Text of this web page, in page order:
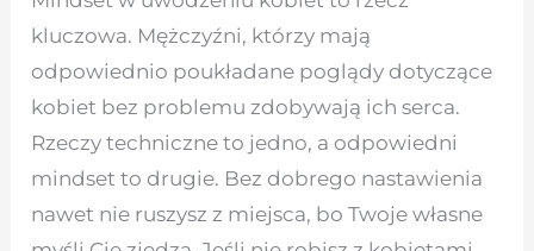
kluczowa. Mężczyźni, którzy mają
odpowiednio poukładane poglądy dotyczące
kobiet bez problemu zdobywają ich serca.
Rzeczy techniczne to jedno, a odpowiedni
mindset to drugie. Bez dobrego nastawienia
nawet nie ruszysz z miejsca, bo Twoje własne